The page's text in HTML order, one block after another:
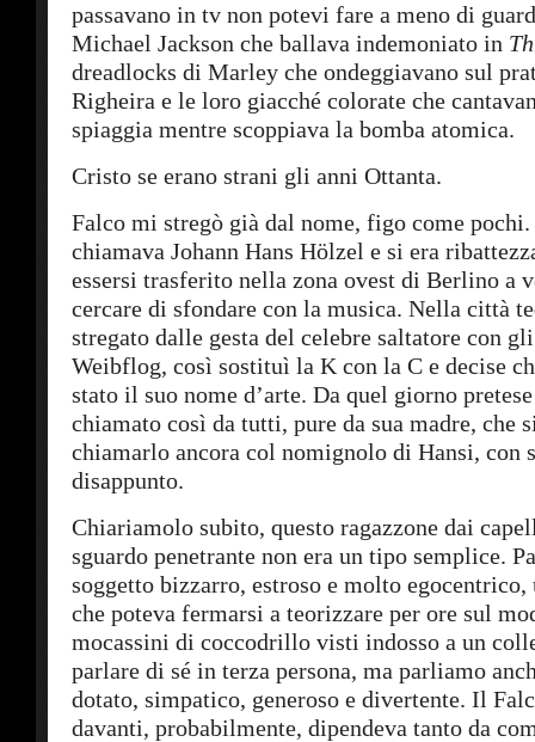
passavano in tv non potevi fare a meno di
Michael Jackson che ballava indemoniato in
dreadlocks di Marley che ondeggiavano sul
Righeira e le loro giacché colorate che
spiaggia mentre scoppiava la bomba atomica.
Cristo se erano strani gli anni Ottanta.
Falco mi stregò già dal nome, figo come
chiamava Johann Hans Hölzel e si era
essersi trasferito nella zona ovest di Berlino a
cercare di sfondare con la musica. Nella città
stregato dalle gesta del celebre saltatore con
Weibflog, così sostituì la K con la C e decise
stato il suo nome d’arte. Da quel giorno
chiamato così da tutti, pure da sua madre, che
chiamarlo ancora col nomignolo di Hansi, con
disappunto.
Chiariamolo subito, questo ragazzone dai
sguardo penetrante non era un tipo semplice.
soggetto bizzarro, estroso e molto egocentrico,
che poteva fermarsi a teorizzare per ore sul
mocassini di coccodrillo visti indosso a un
parlare di sé in terza persona, ma parliamo
dotato, simpatico, generoso e divertente. Il
davanti, probabilmente, dipendeva tanto da